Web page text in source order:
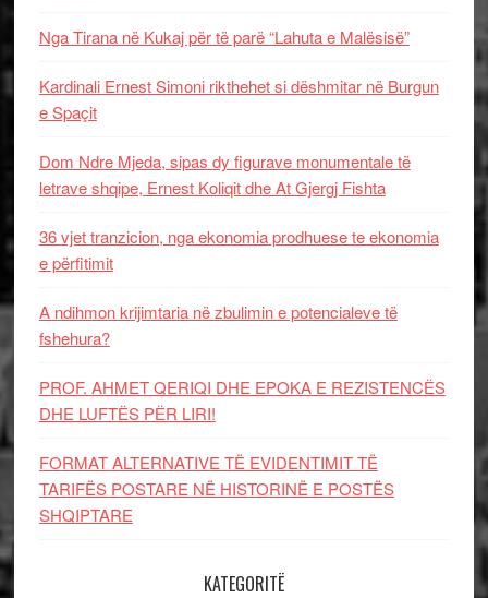
Nga Tirana në Kukaj për të parë “Lahuta e Malësisë”
Kardinali Ernest Simoni rikthehet si dëshmitar në Burgun
e Spaçit
Dom Ndre Mjeda, sipas dy figurave monumentale të
letrave shqipe, Ernest Koliqit dhe At Gjergj Fishta
36 vjet tranzicion, nga ekonomia prodhuese te ekonomia
e përfitimit
A ndihmon krijimtaria në zbulimin e potencialeve të
fshehura?
PROF. AHMET QERIQI DHE EPOKA E REZISTENCЁS
DHE LUFTЁS PЁR LIRI!
FORMAT ALTERNATIVE TË EVIDENTIMIT TË
TARIFËS POSTARE NË HISTORINË E POSTËS
SHQIPTARE
KATEGORITË